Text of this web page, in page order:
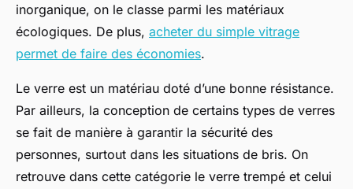
inorganique, on le classe parmi les matériaux
écologiques. De plus, acheter du simple vitrage
permet de faire des économies.
Le verre est un matériau doté d’une bonne résistance.
Par ailleurs, la conception de certains types de verres
se fait de manière à garantir la sécurité des
personnes, surtout dans les situations de bris. On
retrouve dans cette catégorie le verre trempé et celui